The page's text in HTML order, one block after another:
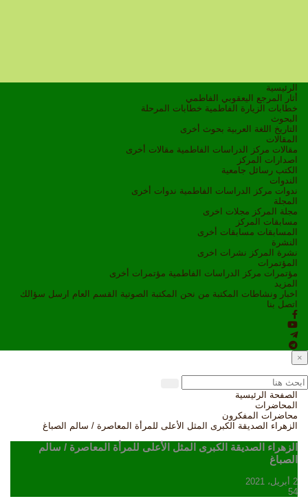
الرئيسية
أثار المرجع اليعقوبي الفاطمي
خطابات الزيارة الفاطمية خطابات المرحلة
البحوث
التاريخ
اللغة العربية بحوث أخرى
المقالات
مقالات مركز الدراسات الفاطمية مقالات أخرى
اصدارات المركز
الكتب رسائل جامعية
الندوات
ندوات مركز الدراسات الفاطمية ندوات أخرى
المجلة
مجلة المركز مجلات اخرى
مسابقات المركز
المسابقات مسابقات أخرى
النشرة
نشرة المركز نشرات اخرى
المؤتمرات
مؤتمرات مركز الدراسات الفاطمية مؤتمرات أخرى
المزيد
اخبار ونشاطات
المكتبة من نحن المكتبة الصوتية القسم العام ارسل سؤالك
اتصل بنا
×
الصفحة الرئيسية
المحاضرات
محاضرات المفكرون
الزهراء الصديقة الكبرى المثل الأعلى للمرأة المعاصرة / سالم الصباغ‎
الزهراء الصديقة الكبرى المثل الأعلى للمرأة المعاصرة / سالم
الصباغ‎
2 أبريل، 2021
54